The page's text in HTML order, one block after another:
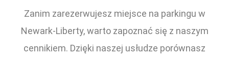
Zanim zarezerwujesz miejsce na parkingu w
Newark-Liberty, warto zapoznać się z naszym
cennikiem. Dzięki naszej usłudze porównasz